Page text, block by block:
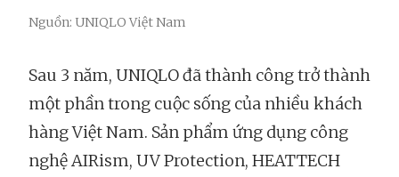
Nguồn: UNIQLO Việt Nam
Sau 3 năm, UNIQLO đã thành công trở thành
một phần trong cuộc sống của nhiều khách
hàng Việt Nam. Sản phẩm ứng dụng công
nghệ AIRism, UV Protection, HEATTECH